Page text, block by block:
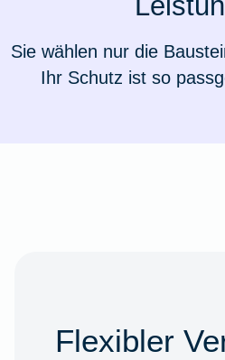
Sie wählen nur die
Ihr Schutz ist so
Flexibler